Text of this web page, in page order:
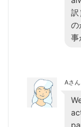
訳
の
事
Aさん